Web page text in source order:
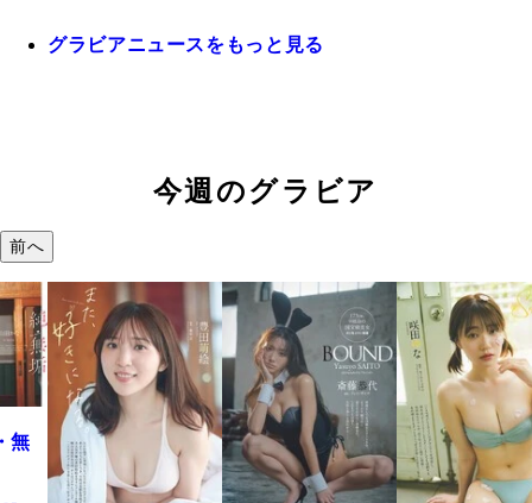
グラビアニュースをもっと見る
今週のグラビア
前へ